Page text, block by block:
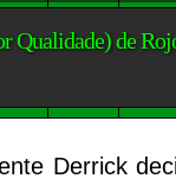
Qualidade) de
Derrick